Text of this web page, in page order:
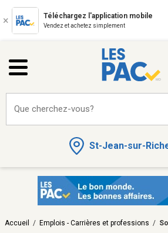
Téléchargez l'application mobile
Vendez et achetez simplement
St-Jean-sur-
Que cherchez-vous?
Accueil / Emplois - Carrières et professions /